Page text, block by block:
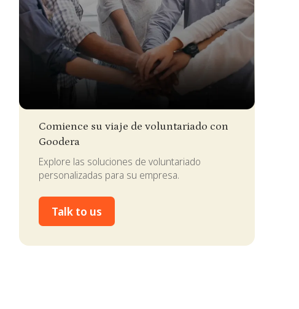
Comience su viaje de voluntariado con
Goodera
Explore las soluciones de voluntariado
personalizadas para su empresa.
Talk to us